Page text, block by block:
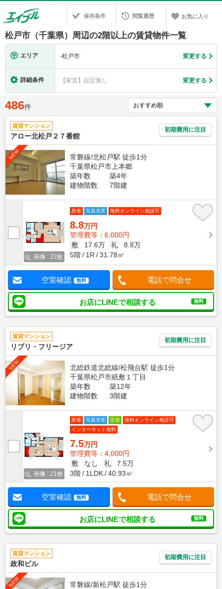
保存条件 閲覧履歴 お気に入り
松戸市（千葉県）周辺の2階以上の賃貸物件一覧
エリア -松戸市 変更する
詳細条件 【家賃】設定無し 変更する
486件
賃貸マンション
アロー北松戸２７番館
初期費用に注目
NEW
常磐線/北松戸駅 徒歩1分
千葉県松戸市上本郷
築年数
築4年
建物階数
7階建
画像 : 22枚
新着 写真充実 無料オンライン相談可
8.8万円
管理費等：6,000円
敷
17.6万 礼
8.8万
5階
1R 31.78㎡
空室確認 無料 電話で問合せ
お店にLINEで相談する 無料
賃貸マンション
リブリ・フリージア
初期費用に注目
NEW
北総鉄道北総線/松飛台駅 徒歩1分
千葉県松戸市紙敷１丁目
築年数
築12年
建物階数
3階建
画像 : 21枚
新着 写真充実 定借
無料オンライン相談可
インターネット無料
7.5万円
管理費等：4,000円
敷
なし 礼
7.5万
3階
1LDK 40.93㎡
空室確認 無料 電話で問合せ
お店にLINEで相談する 無料
賃貸マンション
政和ビル
初期費用に注目
NEW
常磐線/新松戸駅 徒歩1分